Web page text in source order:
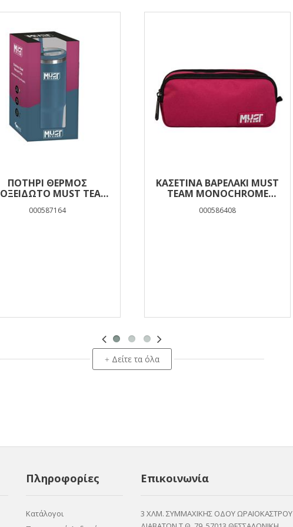
ΠΟΤΉΡΙ ΘΕΡΜΌΣ
MUST TEAM
000587164
ΚΑΣΕΤΊΝΑ ΒΑΡΕΛΆΚΙ MUST
TEAM MONOCHROME
000586408
+ Δείτε τα όλα
Πληροφορίες
Κατάλογοι
Επικοινωνία
3 ΧΛΜ. ΣΥΜΜΑΧΙΚΗΣ ΟΔΟΥ ΩΡΑΙΟΚΑΣΤΡΟΥ